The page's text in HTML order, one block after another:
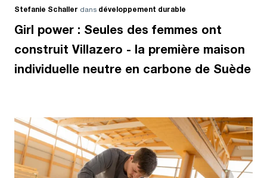
Stefanie Schaller dans développement durable
Girl power : Seules des femmes ont
construit Villazero - la première maison
individuelle neutre en carbone de Suède